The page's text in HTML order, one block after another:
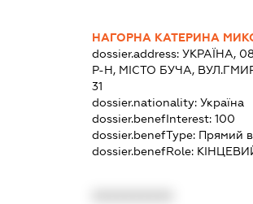
НАГОРНА КАТЕРИНА
dossier.address: УКРАЇНА,
Р-Н, МІСТО БУЧА,
31
dossier.nationality: Україна
dossier.benefInterest: 100
dossier.benefType: Прямий
dossier.benefRole: